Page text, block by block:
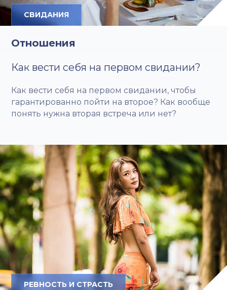
СВИДАНИЯ
Отношения
Как вести себя на первом свидании?
Как вести себя на первом свидании, чтобы
гарантированно пойти на второе? Как вообще
понять нужна вторая встреча или нет?
РЕВНОСТЬ И СТРАСТЬ